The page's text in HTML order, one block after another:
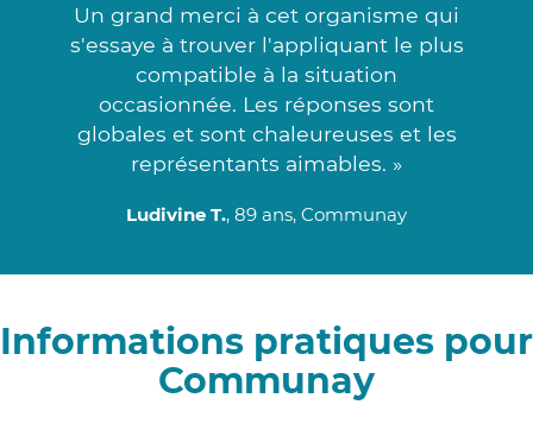
Un grand merci à cet organisme qui
s'essaye à trouver l'appliquant le plus
compatible à la situation
occasionnée. Les réponses sont
globales et sont chaleureuses et les
représentants aimables. »
Ludivine T., 89 ans, Communay
Informations pratiques pour
Communay